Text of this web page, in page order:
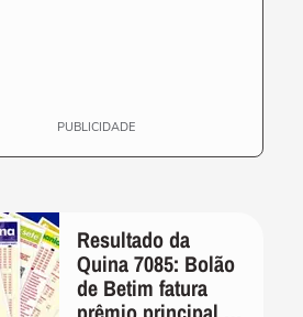
PUBLICIDADE
Resultado da
Quina 7085: Bolão
de Betim fatura